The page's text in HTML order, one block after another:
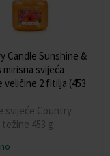
Candle Sunshine &
mirisna svijeća
veličine 2 fitilja (453
svijeće Country
težine 453 g